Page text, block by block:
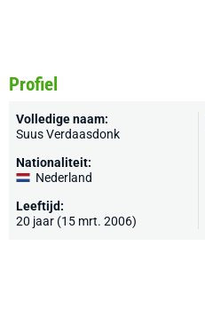
Profiel
Volledige naam:
Suus Verdaasdonk
Nationaliteit:
Nederland
Leeftijd:
20 jaar (15 mrt. 2006)